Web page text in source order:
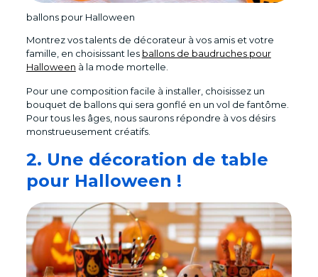
ballons pour Halloween
Montrez vos talents de décorateur à vos amis et votre
famille, en choisissant les ballons de baudruches pour
Halloween à la mode mortelle.
Pour une composition facile à installer, choisissez un
bouquet de ballons qui sera gonflé en un vol de fantôme.
Pour tous les âges, nous saurons répondre à vos désirs
monstrueusement créatifs.
2. Une décoration de table
pour Halloween !